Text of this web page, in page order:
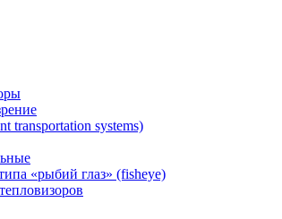
transportation systems)
«рыбий глаз» (fisheye)